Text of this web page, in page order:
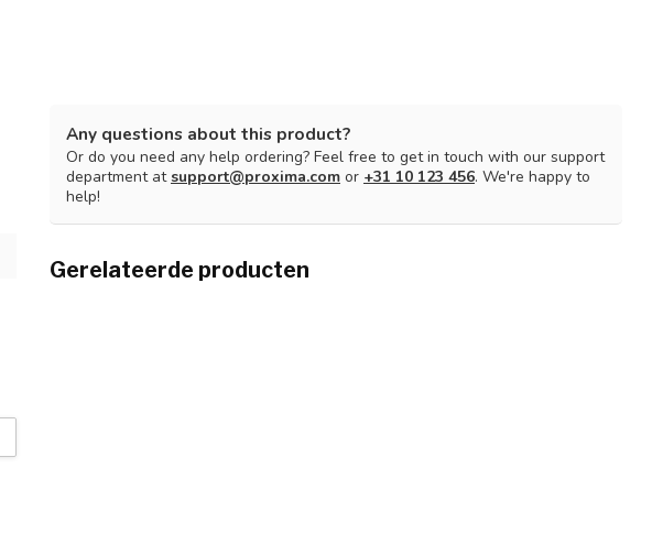
Any questions about this product?
Or do you need any help ordering? Feel free to get in touch with our support
department atsupport@proxima.com or +31 10 123 456. We're happy to
help!
Gerelateerde producten